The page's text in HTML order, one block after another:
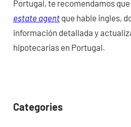
Portugal, te recomendamos
estate agentque hable ingles,
información detallada y
hipotecarias en Portugal.
Categories